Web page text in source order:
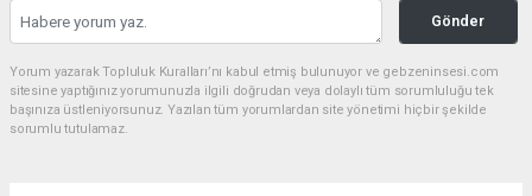
Gönder
Yorum yazarak Topluluk Kuralları’nı kabul etmiş bulunuyor ve gebzeninsesi.com
sitesine yaptığınız yorumunuzla ilgili doğrudan veya dolaylı tüm sorumluluğu tek
başınıza üstleniyorsunuz. Yazılan tüm yorumlardan site yönetimi hiçbir şekilde
sorumlu tutulamaz.